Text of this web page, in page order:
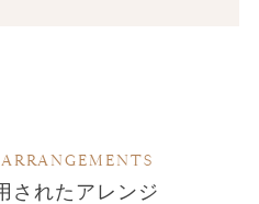
されたアレンジ